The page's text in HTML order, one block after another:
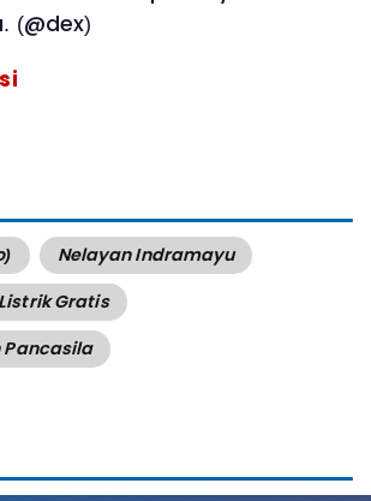
(@dex)
Nelayan Indramayu
Gratis
Pancasila